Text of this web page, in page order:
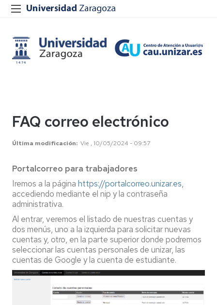
FAQ correo electrónico
Última modificación Vie , 10/05/2024 - 09:57
Portalcorreo para trabajadores
Iremos a la página https://portalcorreo.unizar.es,
accediendo mediante el nip y la contraseña
administrativa.
Al entrar, veremos el listado de nuestras cuentas y
dos menús, uno a la izquierda para solicitar nuevas
cuentas y, otro, en la parte superior donde podremos
seleccionar las cuentas personales de unizar, las
cuentas de Google y la cuenta de estudiante.